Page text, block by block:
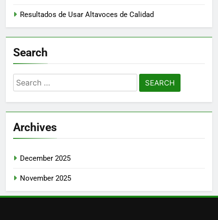
Resultados de Usar Altavoces de Calidad
Search
Search
for:
Archives
December 2025
November 2025